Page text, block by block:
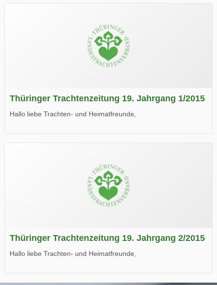
Wir wünschen Euch viel Spaß beim Lesen.
Thüringer Trachtenzeitung 19. Jahrgang 1/2015
Hallo liebe Trachten- und Heimatfreunde,
Wir wünschen Euch viel Spaß beim Lesen.
Thüringer Trachtenzeitung 19. Jahrgang 2/2015
Hallo liebe Trachten- und Heimatfreunde,
Wir wünschen Euch viel Spaß beim Lesen.